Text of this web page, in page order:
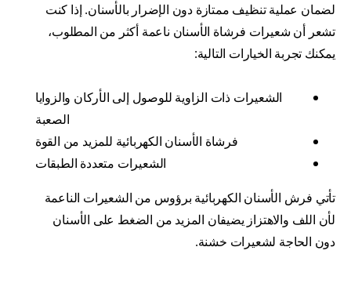
لضمان عملية تنظيف ممتازة دون الإضرار بالأسنان. إذا كنت
تشعر أن شعيرات فرشاة الأسنان ناعمة أكثر من المطلوب،
يمكنك تجربة الخيارات التالية:
الشعيرات ذات الزاوية للوصول إلى الأركان والزوايا
الصعبة
فرشاة الأسنان الكهربائية للمزيد من القوة
الشعيرات متعددة الطبقات
تأتي فرش الأسنان الكهربائية برؤوس من الشعيرات الناعمة
لأن اللف والاهتزاز يضيفان المزيد من الضغط على الأسنان
دون الحاجة لشعيرات خشنة.